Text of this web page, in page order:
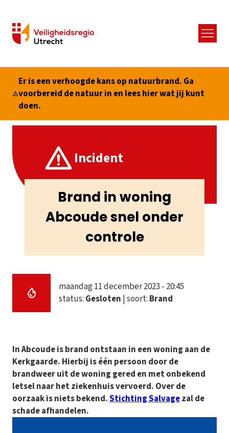
Menu
Er is een verhoogde kans op natuurbrand. Ga
voorbereid de natuur in en lees hier wat jij kunt
doen.
Incident
Brand in woning
Abcoude snel onder
controle
maandag 11 december 2023 - 20:45
status: Gesloten | soort: Brand
In Abcoude is brand ontstaan in een woning aan de
Kerkgaarde. Hierbij is één persoon door de
brandweer uit de woning gered en met onbekend
letsel naar het ziekenhuis vervoerd. Over de
oorzaak is niets bekend.Stichting Salvagezal de
schade afhandelen.